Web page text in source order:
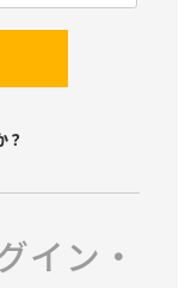
？
イン・